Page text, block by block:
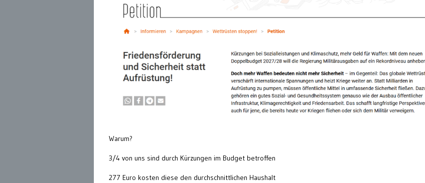
Warum?
3/4 von uns sind durch Kürzungen im Budget betroffen
277 Euro kosten diese den durchschnittlichen Haushalt